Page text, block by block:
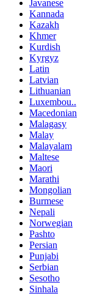
Javanese
Kannada
Kazakh
Khmer
Kurdish
Kyrgyz
Latin
Latvian
Lithuanian
Luxembou..
Macedonian
Malagasy
Malay
Malayalam
Maltese
Maori
Marathi
Mongolian
Burmese
Nepali
Norwegian
Pashto
Persian
Punjabi
Serbian
Sesotho
Sinhala